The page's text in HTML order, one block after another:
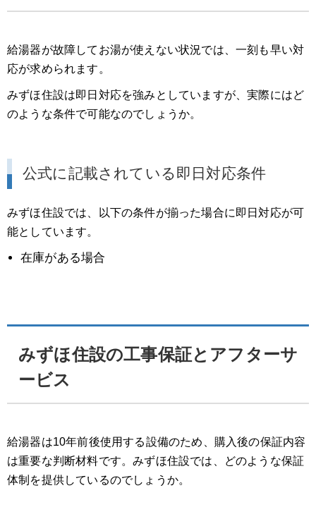
給湯器が故障してお湯が使えない状況では、一刻も早い対
応が求められます。
みずほ住設は即日対応を強みとしていますが、実際にはど
のような条件で可能なのでしょうか。
公式に記載されている即日対応条件
みずほ住設では、以下の条件が揃った場合に即日対応が可
能としています。
在庫がある場合
みずほ住設の工事保証とアフターサ
ービス
給湯器は10年前後使用する設備のため、購入後の保証内容
は重要な判断材料です。みずほ住設では、どのような保証
体制を提供しているのでしょうか。